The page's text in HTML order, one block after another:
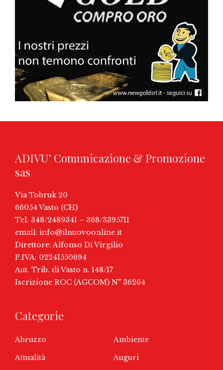
ADIVU’ Comunicazione & Promozione
sas
Via Tobruk 20
66054 Vasto (CH)
Tel. 348/2489341 – 368/3395711
email: info@ilnuovoonline.it
Direttore: Alfonso Di Virgilio
P.IVA: 02241550694
Aut. Trib. di Vasto n. 148/17
Iscrizione ROC (AGCOM) N° 36264
Categorie
Abruzzo
Ambiente
Attualità
Auguri